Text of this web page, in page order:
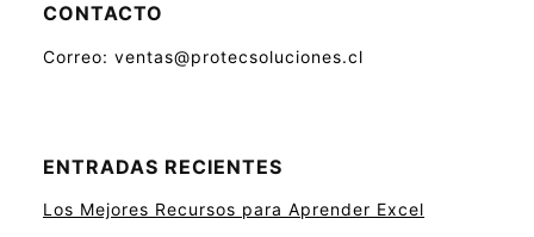
CONTACTO
Correo: ventas@protecsoluciones.cl
ENTRADAS RECIENTES
Los Mejores Recursos para Aprender Excel